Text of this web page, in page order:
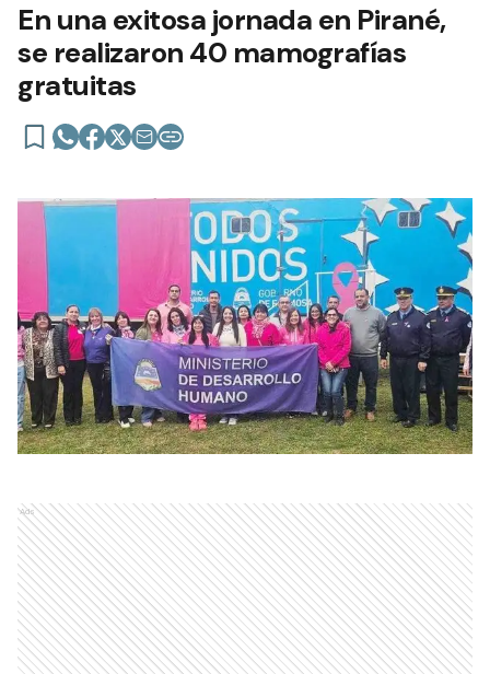
En una exitosa jornada en Pirané,
se realizaron 40 mamografías
gratuitas
Ads